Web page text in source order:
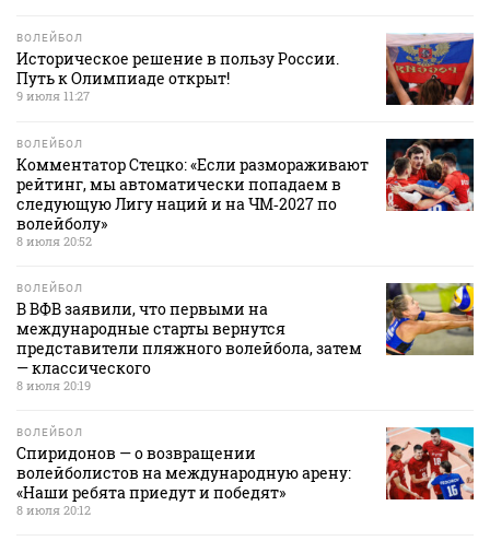
ВОЛЕЙБОЛ
Историческое решение в пользу России.
Путь к Олимпиаде открыт!
9 июля 11:27
ВОЛЕЙБОЛ
Комментатор Стецко: «Если размораживают
рейтинг, мы автоматически попадаем в
следующую Лигу наций и на ЧМ‑2027 по
волейболу»
8 июля 20:52
ВОЛЕЙБОЛ
В ВФВ заявили, что первыми на
международные старты вернутся
представители пляжного волейбола, затем
— классического
8 июля 20:19
ВОЛЕЙБОЛ
Спиридонов — о возвращении
волейболистов на международную арену:
«Наши ребята приедут и победят»
8 июля 20:12